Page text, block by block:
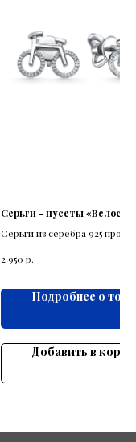
Серьги - пусеты
Серьги из серебра 925
2 950 р.
Подробнее о
Добавить в